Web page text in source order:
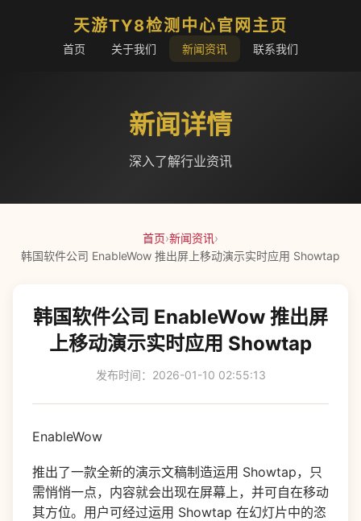
天游TY8检测中心官网主页
首页 关于我们 新闻资讯 联系我们
新闻详情
深入了解行业资讯
首页›新闻资讯›
韩国软件公司 EnableWow 推出屏上移动演示实时应用 Showtap
韩国软件公司 EnableWow 推出屏
上移动演示实时应用 Showtap
发布时间：2026-01-10 02:55:13
EnableWow
推出了一款全新的演示文稿制造运用 Showtap，只
需悄悄一点，内容就会出现在屏幕上，并可自在移动
其方位。用户可经过运用 Showtap 在幻灯片中的恣